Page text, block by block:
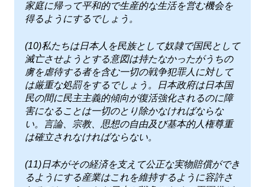
家庭に帰って平和的で生産的な生活を営む機会を
得るようにするでしょう。
(10)私たちは日本人を民族として奴隷で国民として
滅亡させようとする意図は持たなかったがうちの
虜を虐待する者を含む一切の戦争犯罪人に対して
は厳重な処罰をするでしょう。日本政府は日本国
民の間に民主主義的傾向が復活強化されるのに障
害になることは一切のとり除かなければならな
い。言論、宗教、思想の自由及び基本的人権尊重
は確立されなければならない。
(11)日本がその経済を支えて公正な実物賠償ができ
るようにする産業はこれを維持するように容許さ